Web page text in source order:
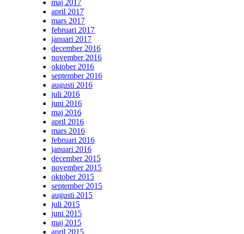
maj 2017
april 2017
mars 2017
februari 2017
januari 2017
december 2016
november 2016
oktober 2016
september 2016
augusti 2016
juli 2016
juni 2016
maj 2016
april 2016
mars 2016
februari 2016
januari 2016
december 2015
november 2015
oktober 2015
september 2015
augusti 2015
juli 2015
juni 2015
maj 2015
april 2015